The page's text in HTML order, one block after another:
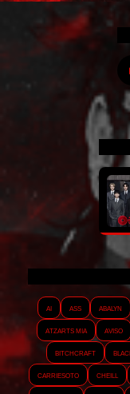
AI ASS Abalyn
Atzarts Mia
Aviso
Bitchcraft
Carriesoto
Cheill